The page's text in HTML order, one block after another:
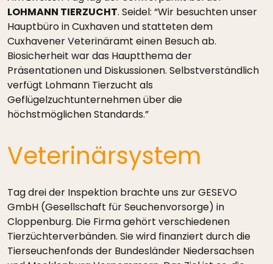
LOHMANN TIERZUCHT. Seidel: “Wir besuchten unser
Hauptbüro in Cuxhaven und statteten dem
Cuxhavener Veterinäramt einen Besuch ab.
Biosicherheit war das Hauptthema der
Präsentationen und Diskussionen. Selbstverständlich
verfügt Lohmann Tierzucht als
Geflügelzuchtunternehmen über die
höchstmöglichen Standards.”
Veterinärsystem
Tag drei der Inspektion brachte uns zur GESEVO
GmbH (Gesellschaft für Seuchenvorsorge) in
Cloppenburg. Die Firma gehört verschiedenen
Tierzüchterverbänden. Sie wird finanziert durch die
Tierseuchenfonds der Bundesländer Niedersachsen